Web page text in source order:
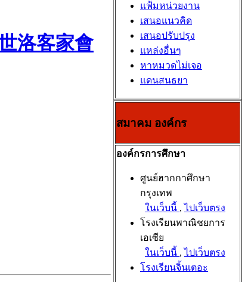
洛客家會
แฟ้มหน่วยงาน
เสนอแนวคิด
เสนอปรับปรุง
แหล่งอื่นๆ
หาหมวดไม่เจอ
แดนสนธยา
สมาคม องค์กร
องค์กรการศึกษา
ศูนย์ฮากกาศึกษา
กรุงเทพ
ในเว็บนี้ ,ไปเว็บตรง
โรงเรียนพาณิชยการ
เอเซีย
ในเว็บนี้ ,ไปเว็บตรง
โรงเรียนจิ้นเตอะ